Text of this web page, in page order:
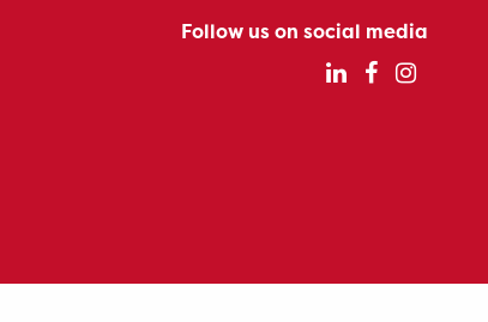
Follow us on social media